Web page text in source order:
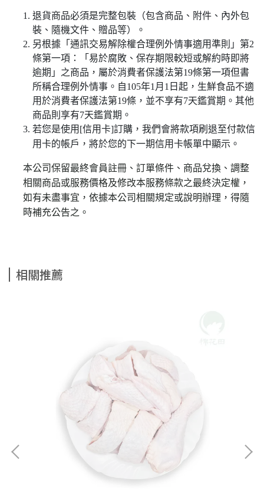
退貨商品必須是完整包裝（包含商品、附件、內外包
裝、隨機文件、贈品等）。
另根據「通訊交易解除權合理例外情事適用準則」第2
條第一項：「易於腐敗、保存期限較短或解約時即將
逾期」之商品，屬於消費者保護法第19條第一項但書
所稱合理例外情事。自105年1月1日起，生鮮食品不適
用於消費者保護法第19條，並不享有7天鑑賞期。其他
商品則享有7天鑑賞期。
若您是使用[信用卡]訂購，我們會將款項刷退至付款信
用卡的帳戶，將於您的下一期信用卡帳單中顯示。
本公司保留最終會員註冊、訂單條件、商品兌換、調整
相關商品或服務價格及修改本服務條款之最終決定權，
如有未盡事宜，依據本公司相關規定或說明辦理，得隨
時補充公告之。
相關推薦